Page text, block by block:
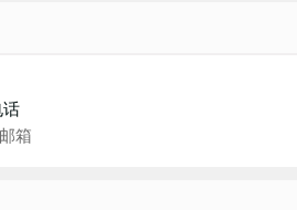
箱